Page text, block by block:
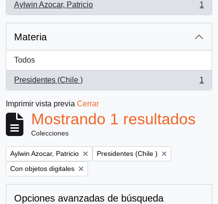
Aylwin Azocar, Patricio
, 1 resultados
1
Materia
Todos
Presidentes (Chile )
, 1 resultados
1
Imprimir vista previa Cerrar
Mostrando 1 resultados
Colecciones
Remove filter:
Aylwin Azocar, Patricio Remove filter:
Presidentes (Chile )
Remove filter:
Con objetos digitales
Opciones avanzadas de búsqueda